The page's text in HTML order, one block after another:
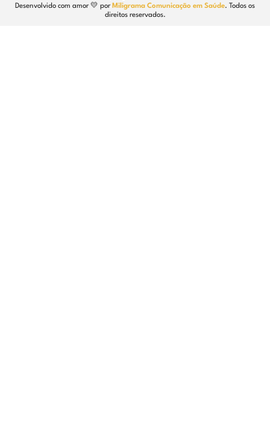
Desenvolvido com amor 💛 por Miligrama Comunicação em Saúde. Todos os
direitos reservados.